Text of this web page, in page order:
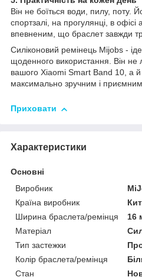
Він не боїться води, пилу, поту.
спортзалі, на прогулянці, в
впевненим, що браслет завжди
Силіконовий ремінець Mijobs -
щоденного використання. Він
вашого Xiaomi Smart Band 10, а й
максимально зручним і
Приховати
Характеристики
Основні
Виробник
Країна виробник
Ширина браслета/ремінця
16
Матеріал
Тип застежки
Колір браслета/ремінця
Стан